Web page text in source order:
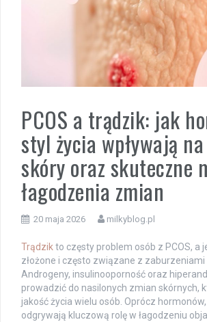
PCOS a trądzik: jak
styl życia wpływają
skóry oraz skuteczne
łagodzenia zmian
20 maja 2026 milkyblog.pl
Trądzik to częsty problem osób z PCOS, a
złożone i często związane z zaburzeniami
Androgeny, insulinooporność oraz
prowadzić do nasilonych zmian skórnych,
jakość życia wielu osób. Oprócz
odgrywają kluczową rolę w łagodzeniu